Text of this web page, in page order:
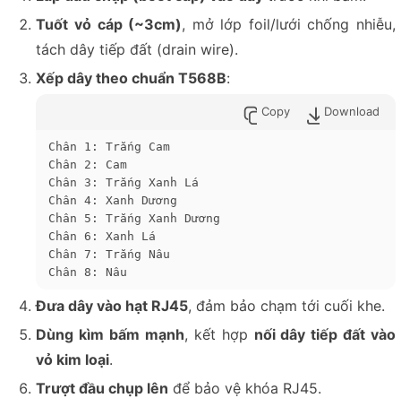
Tuốt vỏ cáp (~3cm), mở lớp foil/lưới chống nhiễu,
tách dây tiếp đất (drain wire).
Xếp dây theo chuẩn T568B:
Copy Download
Chân 1: Trắng Cam
Chân 2: Cam
Chân 3: Trắng Xanh Lá
Chân 4: Xanh Dương
Chân 5: Trắng Xanh Dương
Chân 6: Xanh Lá
Chân 7: Trắng Nâu
Chân 8: Nâu
Đưa dây vào hạt RJ45, đảm bảo chạm tới cuối khe.
Dùng kìm bấm mạnh, kết hợp nối dây tiếp đất vào
vỏ kim loại.
Trượt đầu chụp lên để bảo vệ khóa RJ45.